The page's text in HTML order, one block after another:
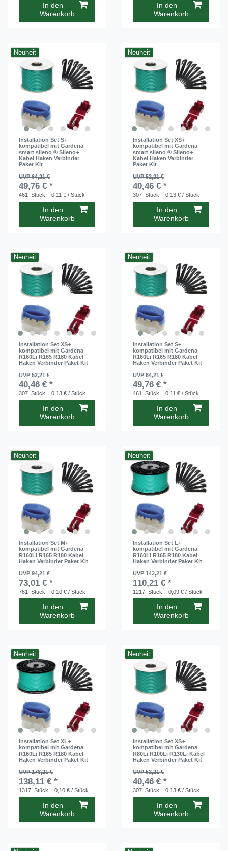
In den
Warenkorb
In den
Warenkorb
Neuheit
Installation Set S+
kompatibel mit Gardena
smart sileno ® Sileno+
Kabel Haken Verbinder
Paket Kit
UVP 64,21 €
49,76 € *
461 Stück | 0,11 € / Stück
In den
Warenkorb
Neuheit
Installation Set XS+
kompatibel mit Gardena
smart sileno ® Sileno+
Kabel Haken Verbinder
Paket Kit
UVP 52,21 €
40,46 € *
307 Stück | 0,13 € / Stück
In den
Warenkorb
Neuheit
Installation Set XS+
kompatibel mit Gardena
R160Li R165 R180 Kabel
Haken Verbinder Paket Kit
UVP 52,21 €
40,46 € *
307 Stück | 0,13 € / Stück
In den
Warenkorb
Neuheit
Installation Set S+
kompatibel mit Gardena
R160Li R165 R180 Kabel
Haken Verbinder Paket Kit
UVP 64,21 €
49,76 € *
461 Stück | 0,11 € / Stück
In den
Warenkorb
Neuheit
Installation Set M+
kompatibel mit Gardena
R160Li R165 R180 Kabel
Haken Verbinder Paket Kit
UVP 94,21 €
73,01 € *
761 Stück | 0,10 € / Stück
In den
Warenkorb
Neuheit
Installation Set L+
kompatibel mit Gardena
R160Li R165 R180 Kabel
Haken Verbinder Paket Kit
UVP 142,21 €
110,21 € *
1217 Stück | 0,09 € / Stück
In den
Warenkorb
Neuheit
Installation Set XL+
kompatibel mit Gardena
R160Li R165 R180 Kabel
Haken Verbinder Paket Kit
UVP 178,21 €
138,11 € *
1317 Stück | 0,10 € / Stück
In den
Warenkorb
Neuheit
Installation Set XS+
kompatibel mit Gardena
R80Li R100Li R130Li Kabel
Haken Verbinder Paket Kit
UVP 52,21 €
40,46 € *
307 Stück | 0,13 € / Stück
In den
Warenkorb